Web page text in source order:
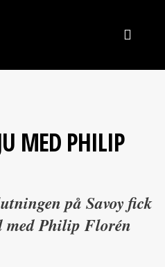
MED PHILIP
på Savoy fick
med Philip Florén